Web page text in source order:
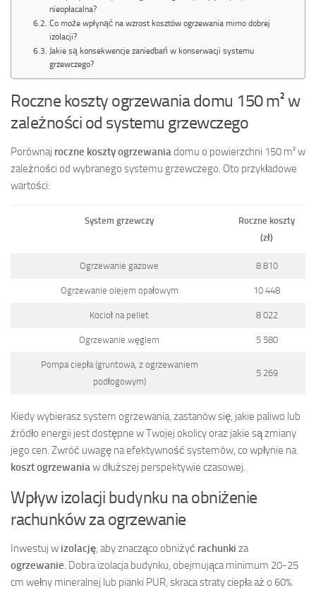
nieopłacalna?
Co może wpłynąć na wzrost kosztów ogrzewania mimo dobrej
izolacji?
Jakie są konsekwencje zaniedbań w konserwacji systemu
grzewczego?
Roczne koszty ogrzewania domu 150 m² w
zależności od systemu grzewczego
Porównaj roczne koszty ogrzewania domu o powierzchni 150 m² w
zależności od wybranego systemu grzewczego. Oto przykładowe
wartości:
System grzewczy
Roczne koszty
(zł)
Ogrzewanie gazowe 8 810
Ogrzewanie olejem opałowym 10 448
Kocioł na pellet 8 022
Ogrzewanie węglem 5 580
Pompa ciepła (gruntowa, z ogrzewaniem
podłogowym)
5 269
Kiedy wybierasz system ogrzewania, zastanów się, jakie paliwo lub
źródło energii jest dostępne w Twojej okolicy oraz jakie są zmiany
jego cen. Zwróć uwagę na efektywność systemów, co wpłynie na
koszt ogrzewaniaw dłuższej perspektywie czasowej.
Wpływ izolacji budynku na obniżenie
rachunków za ogrzewanie
Inwestuj w izolację, aby znacząco obniżyć rachunki za
ogrzewanie. Dobra izolacja budynku, obejmująca minimum 20-25
cm wełny mineralnej lub pianki PUR, skraca straty ciepła aż o 60%.